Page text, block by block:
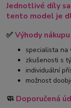
Jednotlivé díly
tento model je
✅Výhody
specialista na
zkušenosti s
individuální
možnost
🧼 Doporučená